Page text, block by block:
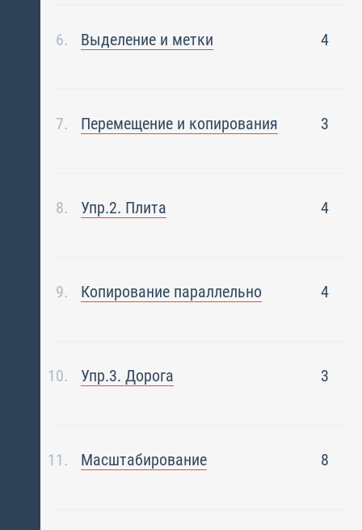
Выделение и метки 4
Перемещение и копирования 3
Упр.2. Плита 4
Копирование параллельно 4
Упр.3. Дорога 3
Масштабирование 8